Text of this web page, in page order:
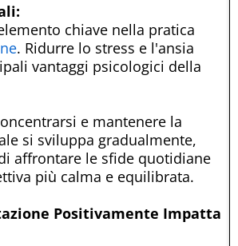
chiave nella pratica
. Ridurre lo stress e l'ansia
vantaggi psicologici della
e mantenere la
si sviluppa gradualmente,
affrontare le sfide quotidiane
più calma e equilibrata.
Positivamente Impatta